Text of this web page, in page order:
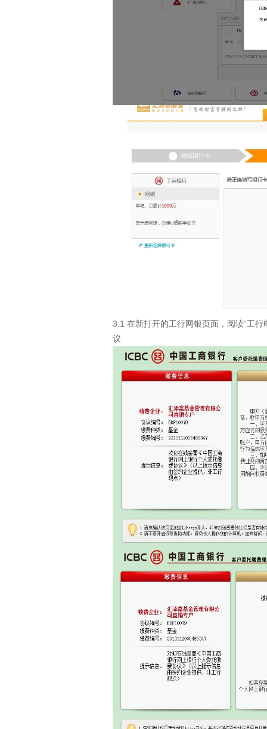
3.1 在新打开的工行网银页面，阅读“工
议